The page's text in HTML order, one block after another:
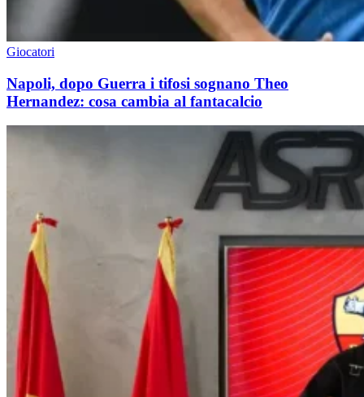
Giocatori
Napoli, dopo Guerra i tifosi sognano Theo
Hernandez: cosa cambia al fantacalcio